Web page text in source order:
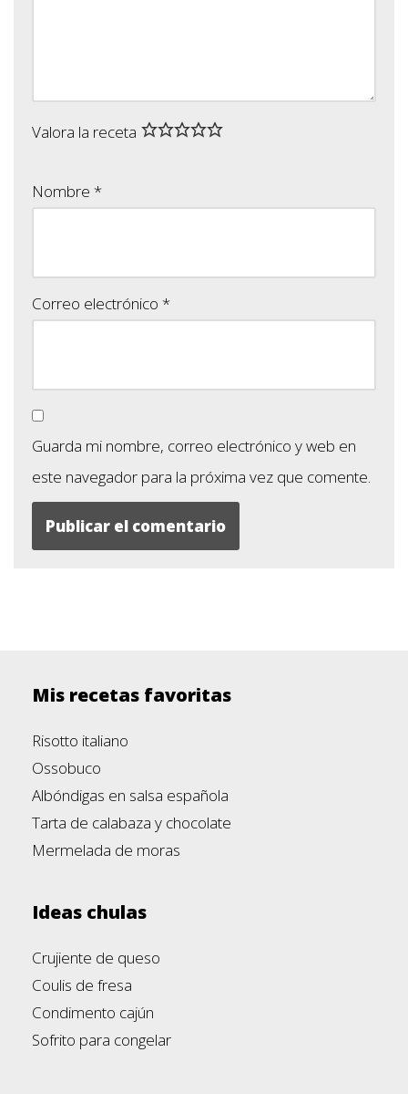
Valora la receta
Nombre *
Correo electrónico *
Guarda mi nombre, correo electrónico y web en
este navegador para la próxima vez que comente.
Mis recetas favoritas
Risotto italiano
Ossobuco
Albóndigas en salsa española
Tarta de calabaza y chocolate
Mermelada de moras
Ideas chulas
Crujiente de queso
Coulis de fresa
Condimento cajún
Sofrito para congelar